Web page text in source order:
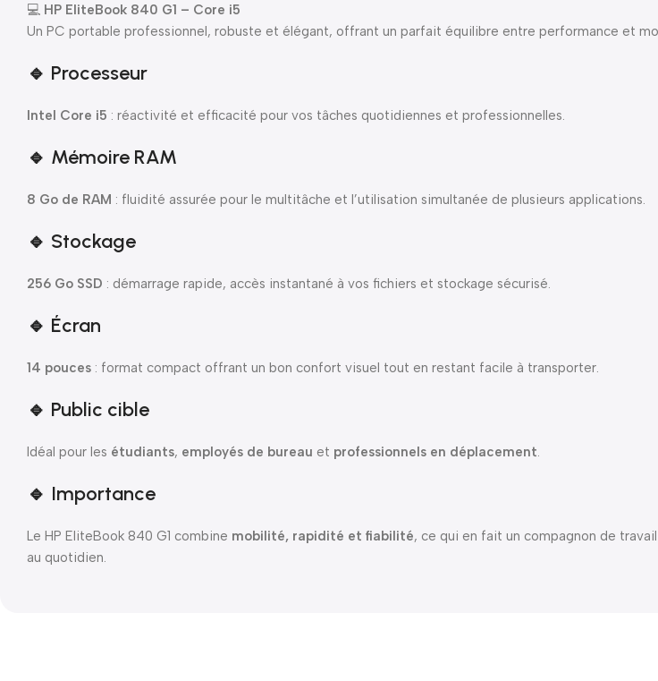
💻 HP EliteBook 840 G1 – Core i5
Un PC portable professionnel, robuste et élégant, offrant un parfait équilibre entre performance et
🔹 Processeur
Intel Core i5 : réactivité et efficacité pour vos tâches quotidiennes et professionnelles.
🔹 Mémoire RAM
8 Go de RAM : fluidité assurée pour le multitâche et l’utilisation simultanée de plusieurs applications.
🔹 Stockage
256 Go SSD : démarrage rapide, accès instantané à vos fichiers et stockage sécurisé.
🔹 Écran
14 pouces : format compact offrant un bon confort visuel tout en restant facile à transporter.
🔹 Public cible
Idéal pour les étudiants, employés de bureau et professionnels en déplacement.
🔹 Importance
Le HP EliteBook 840 G1 combine mobilité, rapidité et fiabilité, ce qui en fait un compagnon de
au quotidien.